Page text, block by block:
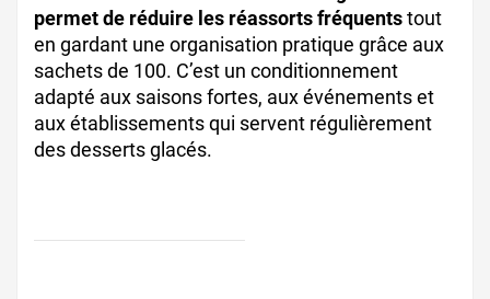
permet de réduire les réassorts fréquentstout
en gardant une organisation pratique grâce aux
sachets de 100. C’est un conditionnement
adapté aux saisons fortes, aux événements et
aux établissements qui servent régulièrement
des desserts glacés.